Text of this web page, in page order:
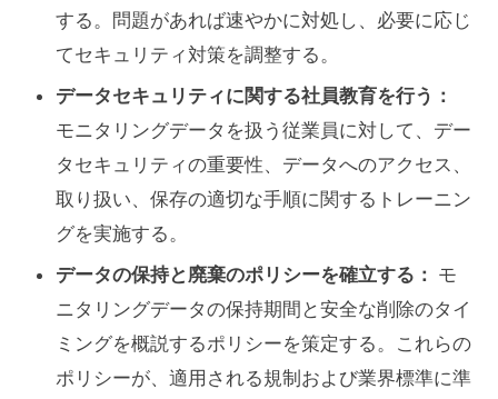
する。問題があれば速やかに対処し、必要に応じ
てセキュリティ対策を調整する。
データセキュリティに関する社員教育を行う：
モニタリングデータを扱う従業員に対して、デー
タセキュリティの重要性、データへのアクセス、
取り扱い、保存の適切な手順に関するトレーニン
グを実施する。
データの保持と廃棄のポリシーを確立する： モ
ニタリングデータの保持期間と安全な削除のタイ
ミングを概説するポリシーを策定する。これらの
ポリシーが、適用される規制および業界標準に準